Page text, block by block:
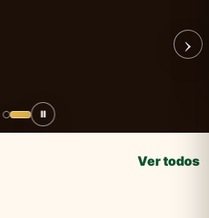
›
Ⅱ
Ver todos